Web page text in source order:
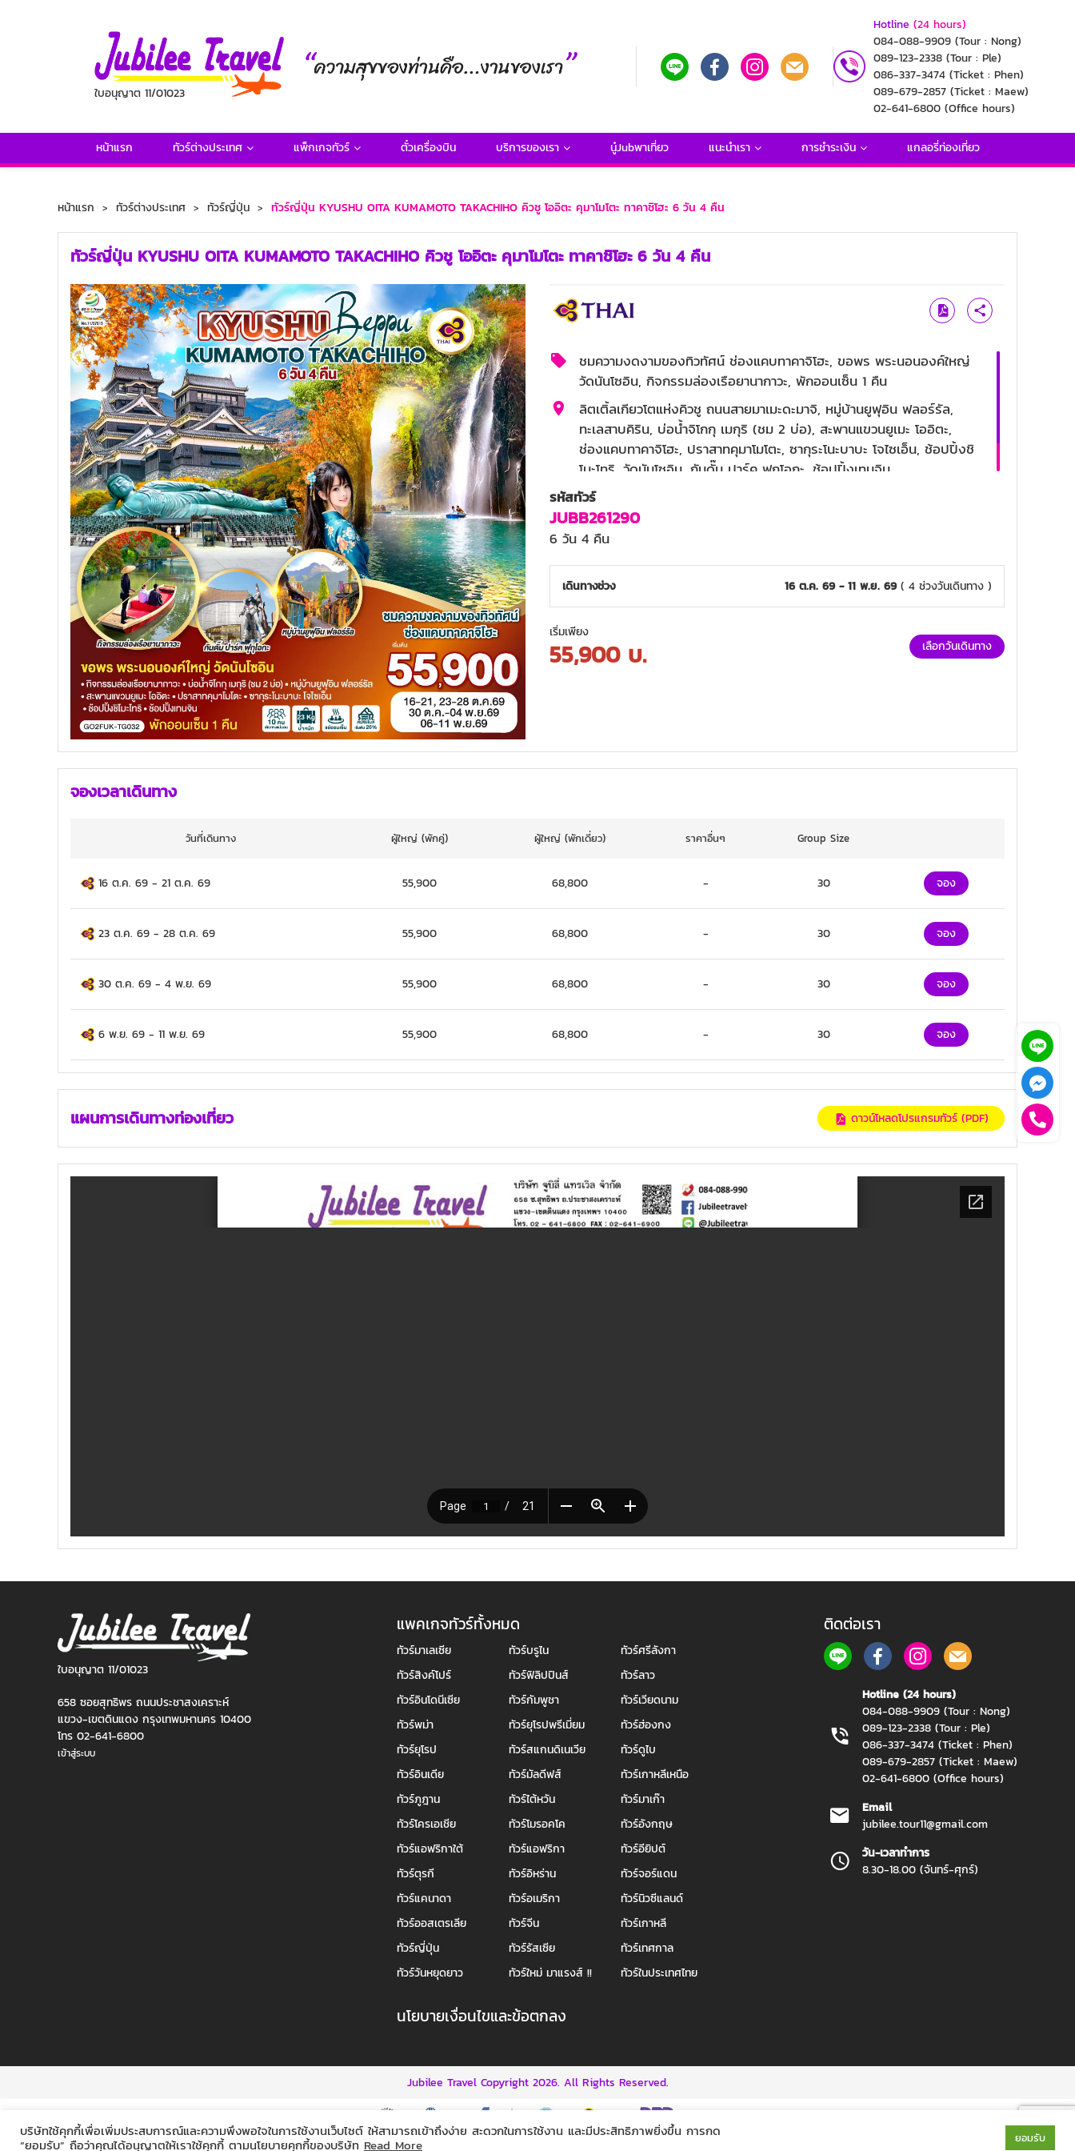
ใบอนุญาต 11/01023
Hotline (24 hours)
084-088-9909 (Tour : Nong)
089-123-2338 (Tour : Ple)
086-337-3474 (Ticket : Phen)
089-679-2857 (Ticket : Maew)
02-641-6800 (Office hours)
หน้าแรก ทัวร์ต่างประเทศ แพ็กเกจทัวร์ ตั๋วเครื่องบิน บริการของเรา นู๋Jubพาเที่ยว แนะนำเรา การชำระเงิน แกลอรี่ท่องเที่ยว
หน้าแรก ทัวร์ต่างประเทศ ทัวร์ญี่ปุ่น ทัวร์ญี่ปุ่น KYUSHU OITA KUMAMOTO TAKACHIHO คิวชู โออิตะ คุมาโมโตะ ทาคาชิโฮะ 6 วัน 4 คืน
ทัวร์ญี่ปุ่น KYUSHU OITA KUMAMOTO TAKACHIHO คิวชู โออิตะ คุมาโมโตะ ทาคาชิโฮะ 6 วัน 4 คืน
ชมความงดงามของทิวทัศน์ ช่องแคบทาคาจิโฮะ, ขอพร พระนอนองค์ใหญ่
วัดนันโซอิน, กิจกรรมล่องเรือยานากาวะ, พักออนเซ็น 1 คืน
ลิตเติ้ลเกียวโตแห่งคิวชู ถนนสายมาเมะดะมาจิ, หมู่บ้านยูฟุอิน ฟลอร์รัล,
ทะเลสาบคิริน, บ่อน้ำจิโกกุ เมกุริ (ชม 2 บ่อ), สะพานแขวนยูเมะ โออิตะ,
ช่องแคบทาคาจิโฮะ, ปราสาทคุมาโมโตะ, ซากุระโนะบาบะ โจไซเอ็น, ช้อปปิ้งชิ
โมะโทริ, วัดนันโซอิน, กันดั๊ม ปาร์ค ฟุกุโอกะ, ช้อปปิ้งเทนจิน
3 ดาว
รหัสทัวร์
JUBB261290
6 วัน 4 คืน
เดินทางช่วง 16 ต.ค. 69 - 11 พ.ย. 69( 4 ช่วงวันเดินทาง )
เริ่มเพียง
55,900 บ. เลือกวันเดินทาง
จองเวลาเดินทาง
วันที่เดินทาง ผู้ใหญ่ (พักคู่) ผู้ใหญ่ (พักเดี่ยว) ราคาอื่นๆ Group Size
16 ต.ค. 69 - 21 ต.ค. 69 55,900 68,800 - 30 จอง
23 ต.ค. 69 - 28 ต.ค. 69 55,900 68,800 - 30 จอง
30 ต.ค. 69 - 4 พ.ย. 69 55,900 68,800 - 30 จอง
6 พ.ย. 69 - 11 พ.ย. 69 55,900 68,800 - 30 จอง
แผนการเดินทางท่องเที่ยว ดาวน์โหลดโปรแกรมทัวร์ (PDF)
ใบอนุญาต 11/01023
658 ซอยสุทธิพร ถนนประชาสงเคราะห์
แขวง-เขตดินแดง กรุงเทพมหานคร 10400
โทร 02-641-6800
เข้าสู่ระบบ
แพคเกจทัวร์ทั้งหมด
ทัวร์มาเลเซีย ทัวร์บรูไน
ทัวร์ศรีลังกา
ทัวร์สิงค์โปร์
ทัวร์ฟิลิปปินส์
ทัวร์ลาว
ทัวร์อินโดนีเซีย
ทัวร์กัมพูชา
ทัวร์เวียดนาม
ทัวร์พม่า
ทัวร์ยุโรปพรีเมี่ยม
ทัวร์ฮ่องกง
ทัวร์ยุโรป
ทัวร์สแกนดิเนเวีย
ทัวร์ดูไบ
ทัวร์อินเดีย
ทัวร์มัลดีฟส์
ทัวร์เกาหลีเหนือ
ทัวร์ภูฎาน
ทัวร์ไต้หวัน
ทัวร์มาเก๊า
ทัวร์โครเอเชีย
ทัวร์โมรอคโค
ทัวร์อังกฤษ
ทัวร์แอฟริกาใต้
ทัวร์แอฟริกา
ทัวร์อียิปต์
ทัวร์ตุรกี
ทัวร์อิหร่าน
ทัวร์จอร์แดน
ทัวร์แคนาดา
ทัวร์อเมริกา
ทัวร์นิวซีแลนด์
ทัวร์ออสเตรเลีย
ทัวร์จีน
ทัวร์เกาหลี
ทัวร์ญี่ปุ่น
ทัวร์รัสเซีย
ทัวร์เทศกาล
ทัวร์วันหยุดยาว
ทัวร์ใหม่ มาแรงส์ !! ทัวร์ในประเทศไทย
นโยบายเงื่อนไขและข้อตกลง
ติดต่อเรา
Hotline (24 hours)
084-088-9909 (Tour : Nong)
089-123-2338 (Tour : Ple)
086-337-3474 (Ticket : Phen)
089-679-2857 (Ticket : Maew)
02-641-6800 (Office hours)
Email
jubilee.tour11@gmail.com
วัน-เวลาทำการ
8.30-18.00 (จันทร์-ศุกร์)
Jubilee Travel Copyright 2026. All Rights Reserved.
บริษัทใช้คุกกี้เพื่อเพิ่มประสบการณ์และความพึงพอใจในการใช้งานเว็บไซต์ ให้สามารถเข้าถึงง่าย สะดวกในการใช้งาน และมีประสิทธิภาพยิ่งขึ้น การกด
“ยอมรับ” ถือว่าคุณได้อนุญาตให้เราใช้คุกกี้ ตามนโยบายคุกกี้ของบริษัท Read More ยอมรับ